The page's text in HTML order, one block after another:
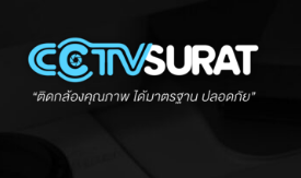
content